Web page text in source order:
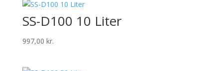
SS-D100 10 Liter
997,00 kr.